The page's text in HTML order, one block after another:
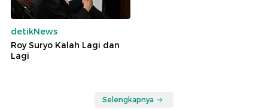
detikNews
Roy Suryo Kalah Lagi dan
Lagi
Selengkapnya